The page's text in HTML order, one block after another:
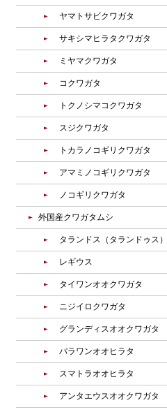
ヤマトサビクワガタ
サキシマヒラタクワガタ
ミヤマクワガタ
コクワガタ
トクノシマコクワガタ
スジクワガタ
トカラノコギリクワガタ
アマミノコギリクワガタ
ノコギリクワガタ
外国産クワガタムシ
タランドス（タランドゥス）
レギウス
タイワンオオクワガタ
ニジイロクワガタ
グランディスオオクワガタ
パラワンオオヒラタ
スマトラオオヒラタ
アンタエウスオオクワガタ